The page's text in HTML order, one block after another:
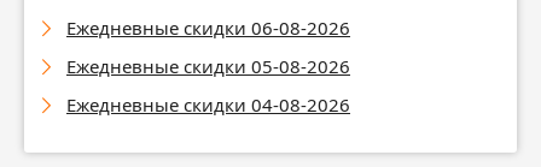
Ежедневные скидки 06-08-2026
Ежедневные скидки 05-08-2026
Ежедневные скидки 04-08-2026